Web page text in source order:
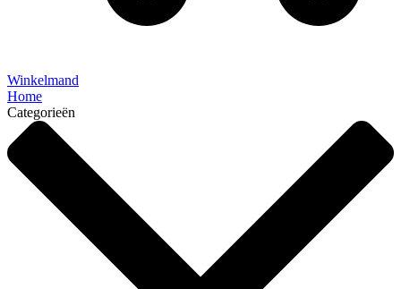
Winkelmand
Home
Categorieën